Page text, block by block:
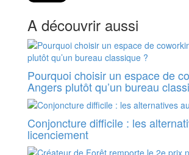
A découvrir aussi
Pourquoi choisir un espace de
Angers plutôt qu’un bureau
Conjoncture difficile : les
licenciement